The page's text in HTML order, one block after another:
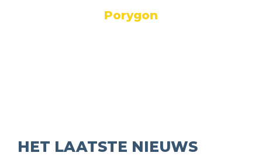
Porygon
HET LAATSTE NIEUWS